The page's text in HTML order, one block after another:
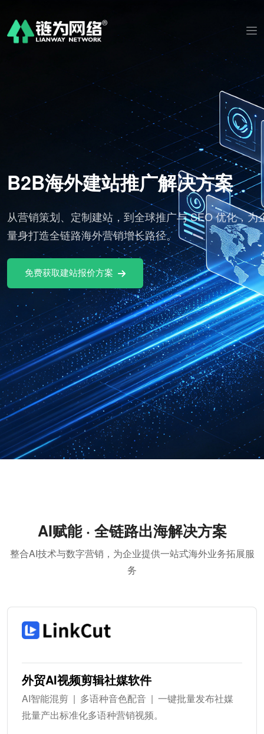
解决方案
推广与 SEO 优化，为企业
径。
AI 视频剪辑社
标准化批量出片，适配海外
分发全球渠道。
免费试用Ai社媒软件
AI赋能 · 全链路出海解决方案
整合AI技术与数字营销，为企业提供一站式海外业务拓展服
务
外贸AI视频剪辑社媒软件
AI智能混剪 | 多语种音色配音 | 一键批量发布社媒
批量产出标准化多语种营销视频。